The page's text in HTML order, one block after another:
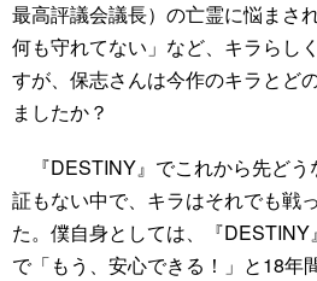
最高評議会議長）の亡霊に悩まさ
何も守れてない」など、キラらし
すが、保志さんは今作のキラとど
ましたか？
『DESTINY』でこれから先どう
証もない中で、キラはそれでも戦
た。僕自身としては、『
で「もう、安心できる！」と18年